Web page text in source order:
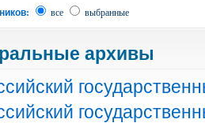
все выбранные
архивы